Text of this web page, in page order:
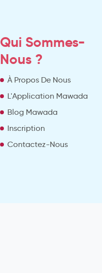
Qui Sommes-
Nous ?
À Propos De Nous
L'Application Mawada
Blog Mawada
Inscription
Contactez-Nous